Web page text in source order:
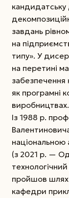
завдань
на
типу». У
на перетині
забезпечення
як програмні
виробництвах.
Із 1988 р.
національною
(з 2021 р. —
пройшов шлях
кафедри